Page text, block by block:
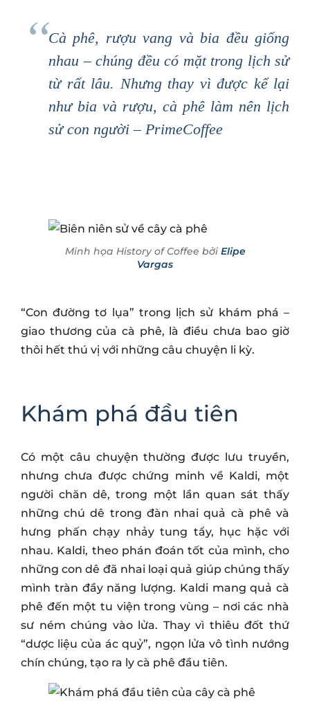
Cà phê, rượu vang và bia đều giống
nhau – chúng đều có mặt trong lịch sử
từ rất lâu. Nhưng thay vì được kể lại
như bia và rượu, cà phê làm nên lịch
sử con người – PrimeCoffee
Minh họa History of Coffee bởi Elipe
Vargas
“Con đường tơ lụa” trong lịch sử khám phá –
giao thương của cà phê, là điều chưa bao giờ
thôi hết thú vị với những câu chuyện li kỳ.
Khám phá đầu tiên
Có một câu chuyện thường được lưu truyền,
nhưng chưa được chứng minh về Kaldi, một
người chăn dê, trong một lần quan sát thấy
những chú dê trong đàn nhai quả cà phê và
hưng phấn chạy nhảy tung tẩy, hục hặc với
nhau. Kaldi, theo phán đoán tốt của mình, cho
những con dê đã nhai loại quả giúp chúng thấy
mình tràn đầy năng lượng. Kaldi mang quả cà
phê đến một tu viện trong vùng – nơi các nhà
sư ném chúng vào lửa. Thay vì thiêu đốt thứ
“dược liệu của ác quỷ”, ngọn lửa vô tình nướng
chín chúng, tạo ra ly cà phê đầu tiên.